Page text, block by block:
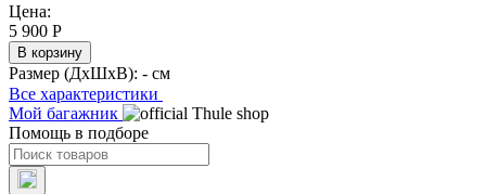
Цена:
5 900 Р
В корзину
Размер (ДхШхВ): - см
Все характеристики
Мой багажник
Помощь в подборе